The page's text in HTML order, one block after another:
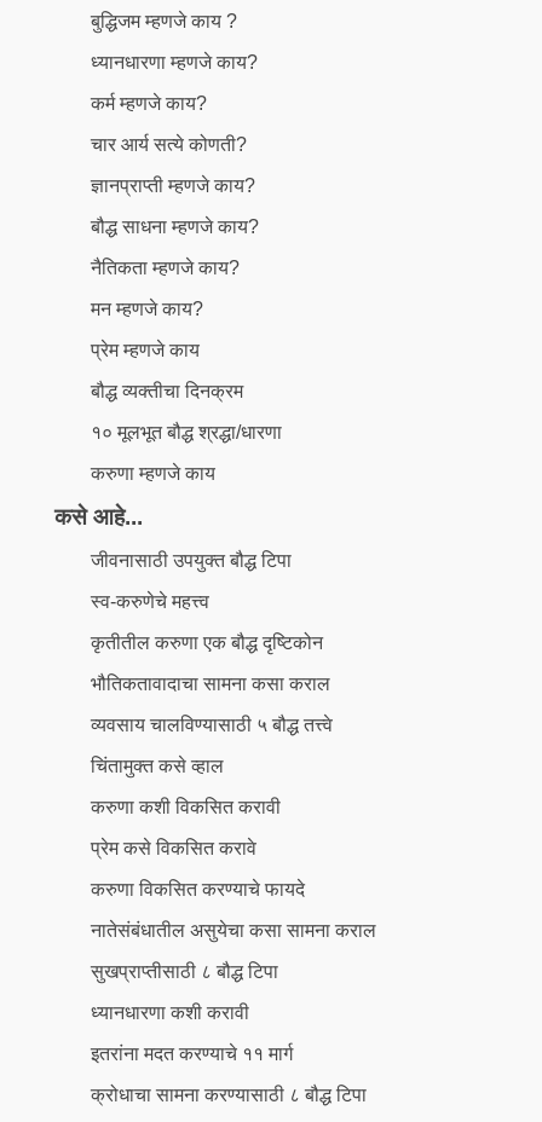
बुद्धिजम म्हणजे काय ?
ध्यानधारणा म्हणजे काय?
कर्म म्हणजे काय?
चार आर्य सत्ये कोणती?
ज्ञानप्राप्ती म्हणजे काय?
बौद्ध साधना म्हणजे काय?
नैतिकता म्हणजे काय?
मन म्हणजे काय?
प्रेम म्हणजे काय
बौद्ध व्यक्तीचा दिनक्रम
१० मूलभूत बौद्ध श्रद्धा/धारणा
करुणा म्हणजे काय
कसे आहे...
जीवनासाठी उपयुक्त बौद्ध टिपा
स्व-करुणेचे महत्त्व
कृतीतील करुणा एक बौद्ध दृष्टिकोन
भौतिकतावादाचा सामना कसा कराल
व्यवसाय चालविण्यासाठी ५ बौद्ध तत्त्वे
चिंतामुक्त कसे व्हाल
करुणा कशी विकसित करावी
प्रेम कसे विकसित करावे
करुणा विकसित करण्याचे फायदे
नातेसंबंधातील असुयेचा कसा सामना कराल
सुखप्राप्तीसाठी ८ बौद्ध टिपा
ध्यानधारणा कशी करावी
इतरांना मदत करण्याचे ११ मार्ग
क्रोधाचा सामना करण्यासाठी ८ बौद्ध टिपा